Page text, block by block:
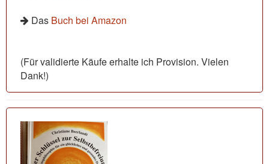
Das Buch bei Amazon
(Für validierte Käufe erhalte ich Provision. Vielen
Dank!)